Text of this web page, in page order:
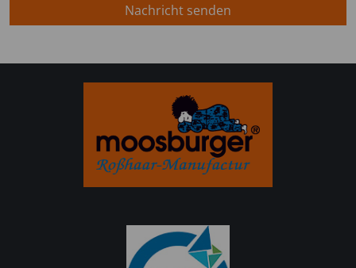
Nachricht senden